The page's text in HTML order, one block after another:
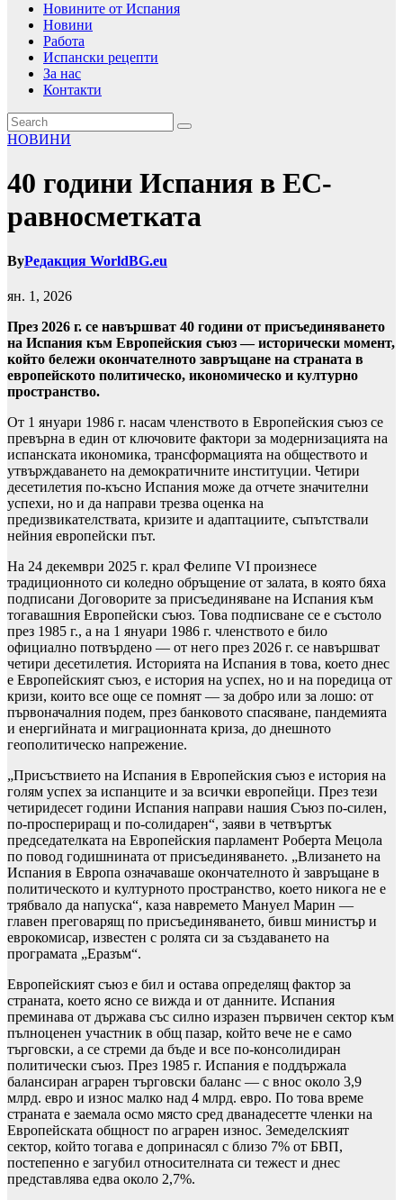
Новините от Испания
Новини
Работа
Испански рецепти
За нас
Контакти
НОВИНИ
40 години Испания в ЕС-
равносметката
ByРедакция WorldBG.eu
ян. 1, 2026
През 2026 г. се навършват 40 години от присъединяването
на Испания към Европейския съюз — исторически момент,
който бележи окончателното завръщане на страната в
европейското политическо, икономическо и културно
пространство.
От 1 януари 1986 г. насам членството в Европейския съюз се
превърна в един от ключовите фактори за модернизацията на
испанската икономика, трансформацията на обществото и
утвърждаването на демократичните институции. Четири
десетилетия по-късно Испания може да отчете значителни
успехи, но и да направи трезва оценка на
предизвикателствата, кризите и адаптациите, съпътствали
нейния европейски път.
На 24 декември 2025 г. крал Фелипе VI произнесе
традиционното си коледно обръщение от залата, в която бяха
подписани Договорите за присъединяване на Испания към
тогавашния Европейски съюз. Това подписване се е състоло
през 1985 г., а на 1 януари 1986 г. членството е било
официално потвърдено — от него през 2026 г. се навършват
четири десетилетия. Историята на Испания в това, което днес
е Европейският съюз, е история на успех, но и на поредица от
кризи, които все още се помнят — за добро или за лошо: от
първоначалния подем, през банковото спасяване, пандемията
и енергийната и миграционната криза, до днешното
геополитическо напрежение.
„Присъствието на Испания в Европейския съюз е история на
голям успех за испанците и за всички европейци. През тези
четиридесет години Испания направи нашия Съюз по-силен,
по-проспериращ и по-солидарен“, заяви в четвъртък
председателката на Европейския парламент Роберта Мецола
по повод годишнината от присъединяването. „Влизането на
Испания в Европа означаваше окончателното ѝ завръщане в
политическото и културното пространство, което никога не е
трябвало да напуска“, каза навремето Мануел Марин —
главен преговарящ по присъединяването, бивш министър и
еврокомисар, известен с ролята си за създаването на
програмата „Еразъм“.
Европейският съюз е бил и остава определящ фактор за
страната, което ясно се вижда и от данните. Испания
преминава от държава със силно изразен първичен сектор към
пълноценен участник в общ пазар, който вече не е само
търговски, а се стреми да бъде и все по-консолидиран
политически съюз. През 1985 г. Испания е поддържала
балансиран аграрен търговски баланс — с внос около 3,9
млрд. евро и износ малко над 4 млрд. евро. По това време
страната е заемала осмо място сред дванадесетте членки на
Европейската общност по аграрен износ. Земеделският
сектор, който тогава е допринасял с близо 7% от БВП,
постепенно е загубил относителната си тежест и днес
представлява едва около 2,7%.